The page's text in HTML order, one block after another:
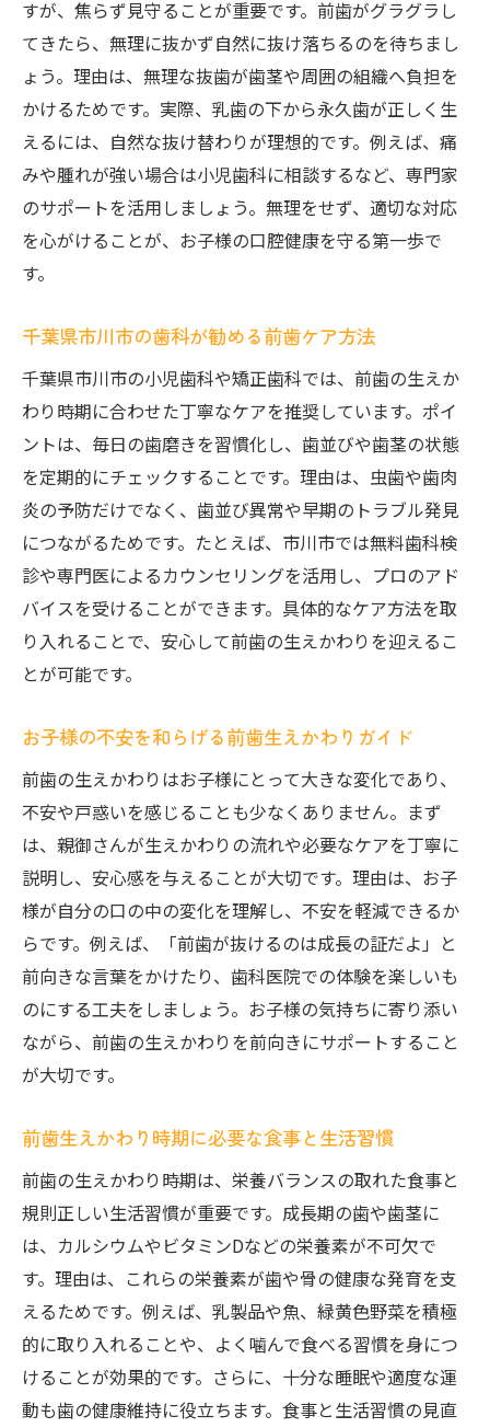
すが、焦らず見守ることが重要です。前歯がグラグラし
てきたら、無理に抜かず自然に抜け落ちるのを待ちまし
ょう。理由は、無理な抜歯が歯茎や周囲の組織へ負担を
かけるためです。実際、乳歯の下から永久歯が正しく生
えるには、自然な抜け替わりが理想的です。例えば、痛
みや腫れが強い場合は小児歯科に相談するなど、専門家
のサポートを活用しましょう。無理をせず、適切な対応
を心がけることが、お子様の口腔健康を守る第一歩で
す。
千葉県市川市の歯科が勧める前歯ケア方法
千葉県市川市の小児歯科や矯正歯科では、前歯の生えか
わり時期に合わせた丁寧なケアを推奨しています。ポイ
ントは、毎日の歯磨きを習慣化し、歯並びや歯茎の状態
を定期的にチェックすることです。理由は、虫歯や歯肉
炎の予防だけでなく、歯並び異常や早期のトラブル発見
につながるためです。たとえば、市川市では無料歯科検
診や専門医によるカウンセリングを活用し、プロのアド
バイスを受けることができます。具体的なケア方法を取
り入れることで、安心して前歯の生えかわりを迎えるこ
とが可能です。
お子様の不安を和らげる前歯生えかわりガイド
前歯の生えかわりはお子様にとって大きな変化であり、
不安や戸惑いを感じることも少なくありません。まず
は、親御さんが生えかわりの流れや必要なケアを丁寧に
説明し、安心感を与えることが大切です。理由は、お子
様が自分の口の中の変化を理解し、不安を軽減できるか
らです。例えば、「前歯が抜けるのは成長の証だよ」と
前向きな言葉をかけたり、歯科医院での体験を楽しいも
のにする工夫をしましょう。お子様の気持ちに寄り添い
ながら、前歯の生えかわりを前向きにサポートすること
が大切です。
前歯生えかわり時期に必要な食事と生活習慣
前歯の生えかわり時期は、栄養バランスの取れた食事と
規則正しい生活習慣が重要です。成長期の歯や歯茎に
は、カルシウムやビタミンDなどの栄養素が不可欠で
す。理由は、これらの栄養素が歯や骨の健康な発育を支
えるためです。例えば、乳製品や魚、緑黄色野菜を積極
的に取り入れることや、よく噛んで食べる習慣を身につ
けることが効果的です。さらに、十分な睡眠や適度な運
動も歯の健康維持に役立ちます。食事と生活習慣の見直